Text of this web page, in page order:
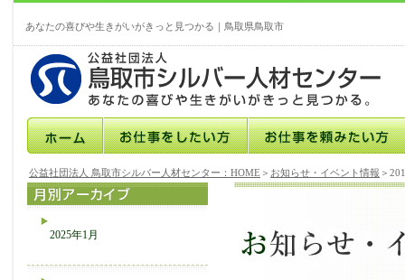
あなたの喜びや生きがいがきっと見つかる｜鳥取県鳥取市
公益社団法人 鳥取市シルバー人材センター：HOME ＞ お知らせ・イベント情報 ＞
2025年1月